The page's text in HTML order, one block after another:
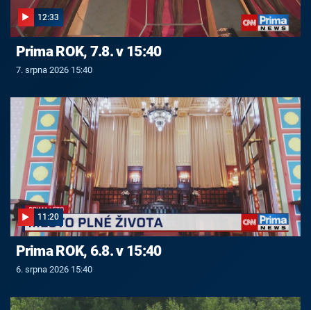
12:33
Prima ROK, 7.8. v 15:40
7. srpna 2026 15:40
11:20
Prima ROK, 6.8. v 15:40
6. srpna 2026 15:40